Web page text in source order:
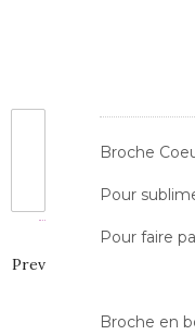
Prev
Broche
Pour
Pour faire
Broche en